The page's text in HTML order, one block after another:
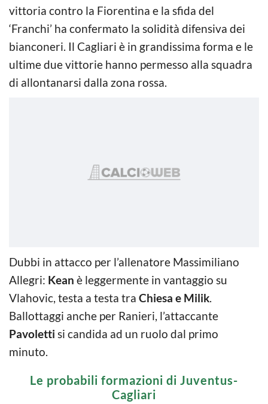
vittoria contro la Fiorentina e la sfida del
‘Franchi’ ha confermato la solidità difensiva dei
bianconeri. Il Cagliari è in grandissima forma e le
ultime due vittorie hanno permesso alla squadra
di allontanarsi dalla zona rossa.
Dubbi in attacco per l’allenatore Massimiliano
Allegri: Kean è leggermente in vantaggio su
Vlahovic, testa a testa tra Chiesa e Milik.
Ballottaggi anche per Ranieri, l’attaccante
Pavoletti si candida ad un ruolo dal primo
minuto.
Le probabili formazioni di Juventus-
Cagliari